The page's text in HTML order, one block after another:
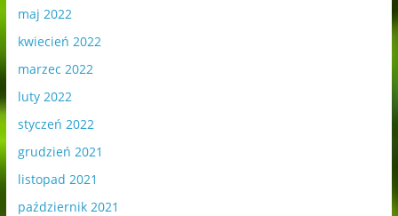
maj 2022
kwiecień 2022
marzec 2022
luty 2022
styczeń 2022
grudzień 2021
listopad 2021
październik 2021